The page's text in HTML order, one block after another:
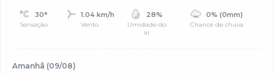
30°
Sensação
1.04 km/h
Vento
28%
Umidade do
ar
0% (0mm)
Chance de chuva
Amanhã (09/08)